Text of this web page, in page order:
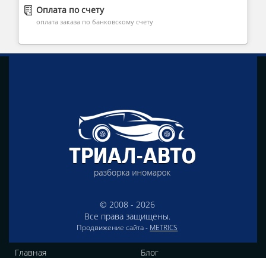
Оплата по счету
оплата заказа по банковскому счету
© 2008 - 2026
Все права защищены.
Продвижение сайта - METRICS
Главная Блог